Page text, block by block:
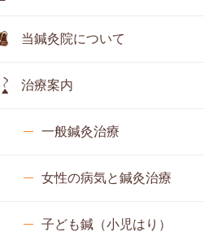
当鍼灸院について
治療案内
一般鍼灸治療
女性の病気と鍼灸治療
子ども鍼（小児はり）